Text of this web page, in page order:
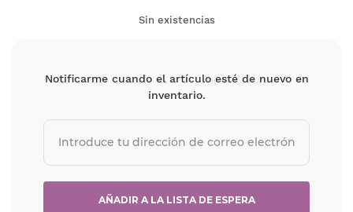
Sin existencias
Notificarme cuando el artículo esté de nuevo en
inventario.